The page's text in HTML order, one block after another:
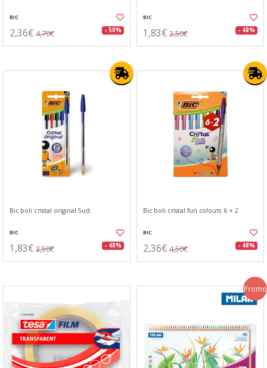
BIC
2,36€ 4,70€ - 50%
BIC
1,83€ 3,50€ - 48%
Bic boli cristal original 5ud.
BIC
1,83€ 3,50€ - 48%
Bic boli cristal fun colours 6 + 2
BIC
2,36€ 4,50€ - 48%
Promo